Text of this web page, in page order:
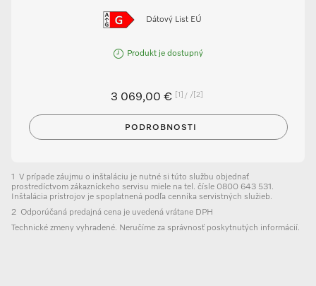
Dátový List EÚ
Produkt je dostupný
3 069,00 € [1] /[2]
PODROBNOSTI
1 V prípade záujmu o inštaláciu je nutné si túto službu objednať
prostredíctvom zákazníckeho servisu miele na tel. čísle 0800 643 531.
Inštalácia prístrojov je spoplatnená podľa cenníka servistných služieb.
2 Odporúčaná predajná cena je uvedená vrátane DPH
Technické zmeny vyhradené. Neručíme za správnosť poskytnutých informácií.